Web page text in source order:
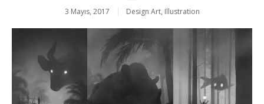
3 Mayıs, 2017 Design Art, Illustration